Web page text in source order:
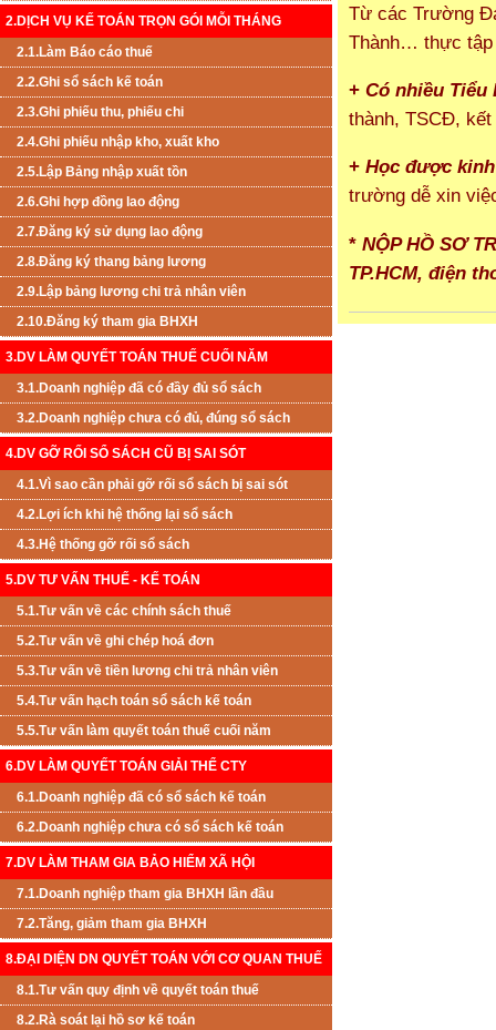
2.DỊCH VỤ KẾ TOÁN TRỌN GÓI MỖI THÁNG
2.1.Làm Báo cáo thuế
2.2.Ghi sổ sách kế toán
2.3.Ghi phiếu thu, phiếu chi
2.4.Ghi phiếu nhập kho, xuất kho
2.5.Lập Bảng nhập xuất tồn
2.6.Ghi hợp đồng lao động
2.7.Đăng ký sử dụng lao động
2.8.Đăng ký thang bảng lương
2.9.Lập bảng lương chi trả nhân viên
2.10.Đăng ký tham gia BHXH
3.DV LÀM QUYẾT TOÁN THUẾ CUỐI NĂM
3.1.Doanh nghiệp đã có đầy đủ sổ sách
3.2.Doanh nghiệp chưa có đủ, đúng sổ sách
4.DV GỠ RỐI SỔ SÁCH CŨ BỊ SAI SÓT
4.1.Vì sao cần phải gỡ rối sổ sách bị sai sót
4.2.Lợi ích khi hệ thống lại sổ sách
4.3.Hệ thống gỡ rối sổ sách
5.DV TƯ VẤN THUẾ - KẾ TOÁN
5.1.Tư vấn về các chính sách thuế
5.2.Tư vấn về ghi chép hoá đơn
5.3.Tư vấn về tiền lương chi trả nhân viên
5.4.Tư vấn hạch toán sổ sách kế toán
5.5.Tư vấn làm quyết toán thuế cuối năm
6.DV LÀM QUYẾT TOÁN GIẢI THỂ CTY
6.1.Doanh nghiệp đã có sổ sách kế toán
6.2.Doanh nghiệp chưa có sổ sách kế toán
7.DV LÀM THAM GIA BẢO HIỂM XÃ HỘI
7.1.Doanh nghiệp tham gia BHXH lần đầu
7.2.Tăng, giảm tham gia BHXH
8.ĐẠI DIỆN DN QUYẾT TOÁN VỚI CƠ QUAN THUẾ
8.1.Tư vấn quy định về quyết toán thuế
8.2.Rà soát lại hồ sơ kế toán
Từ các Trường
Thành… thực tập
+ Có nhiều Tiểu
thành, TSCĐ, kết
+ Học được
trường dễ xin
* NỘP HỒ SƠ
TP.HCM, điện